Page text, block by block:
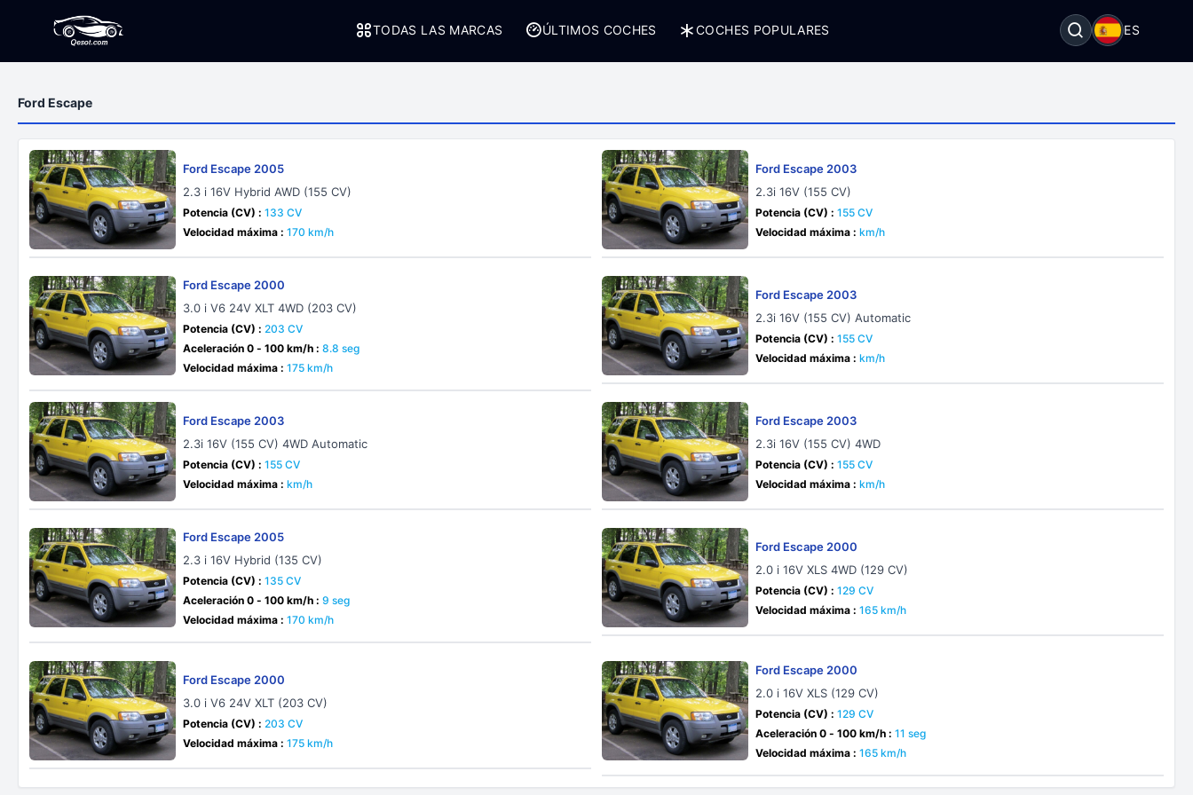
TODAS LAS MARCAS ÚLTIMOS COCHES COCHES POPULARES ES
Ford Escape
Ford Escape 2005
2.3 i 16V Hybrid AWD (155 CV)
Potencia (CV) : 133 CV
Velocidad máxima : 170 km/h
Ford Escape 2003
2.3i 16V (155 CV)
Potencia (CV) : 155 CV
Velocidad máxima : km/h
Ford Escape 2000
3.0 i V6 24V XLT 4WD (203 CV)
Potencia (CV) : 203 CV
Aceleración 0 - 100 km/h : 8.8 seg
Velocidad máxima : 175 km/h
Ford Escape 2003
2.3i 16V (155 CV) Automatic
Potencia (CV) : 155 CV
Velocidad máxima : km/h
Ford Escape 2003
2.3i 16V (155 CV) 4WD Automatic
Potencia (CV) : 155 CV
Velocidad máxima : km/h
Ford Escape 2003
2.3i 16V (155 CV) 4WD
Potencia (CV) : 155 CV
Velocidad máxima : km/h
Ford Escape 2005
2.3 i 16V Hybrid (135 CV)
Potencia (CV) : 135 CV
Aceleración 0 - 100 km/h : 9 seg
Velocidad máxima : 170 km/h
Ford Escape 2000
2.0 i 16V XLS 4WD (129 CV)
Potencia (CV) : 129 CV
Velocidad máxima : 165 km/h
Ford Escape 2000
3.0 i V6 24V XLT (203 CV)
Potencia (CV) : 203 CV
Velocidad máxima : 175 km/h
Ford Escape 2000
2.0 i 16V XLS (129 CV)
Potencia (CV) : 129 CV
Aceleración 0 - 100 km/h : 11 seg
Velocidad máxima : 165 km/h